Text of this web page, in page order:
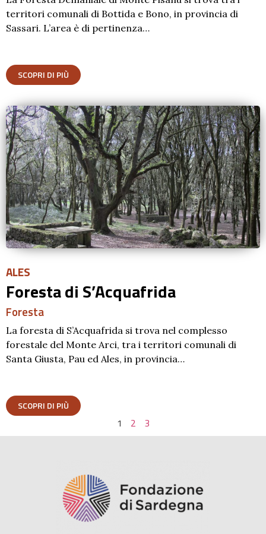
territori comunali di Bottida e Bono, in provincia di
Sassari. L’area è di pertinenza…
SCOPRI DI PIÙ
ALES
Foresta di S’Acquafrida
Foresta
La foresta di S’Acquafrida si trova nel complesso
forestale del Monte Arci, tra i territori comunali di
Santa Giusta, Pau ed Ales, in provincia…
SCOPRI DI PIÙ
1 2 3